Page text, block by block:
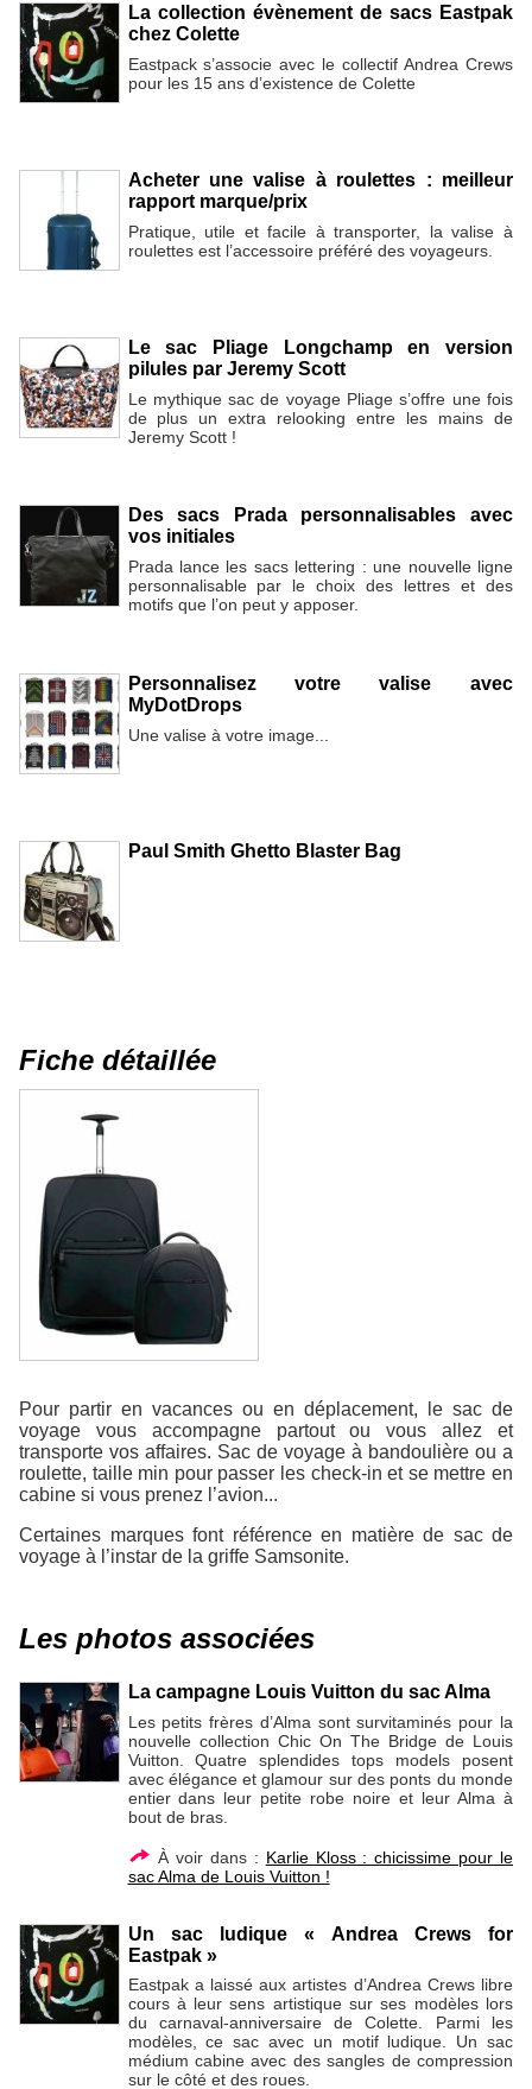
La collection évènement de sacs Eastpak
chez Colette
Eastpack s’associe avec le collectif Andrea Crews
pour les 15 ans d’existence de Colette
Acheter une valise à roulettes : meilleur
rapport marque/prix
Pratique, utile et facile à transporter, la valise à
roulettes est l’accessoire préféré des voyageurs.
Le sac Pliage Longchamp en version
pilules par Jeremy Scott
Le mythique sac de voyage Pliage s’offre une fois
de plus un extra relooking entre les mains de
Jeremy Scott !
Des sacs Prada personnalisables avec
vos initiales
Prada lance les sacs lettering : une nouvelle ligne
personnalisable par le choix des lettres et des
motifs que l’on peut y apposer.
Personnalisez votre valise avec
MyDotDrops
Une valise à votre image...
Paul Smith Ghetto Blaster Bag
Fiche détaillée
Pour partir en vacances ou en déplacement, le sac de
voyage vous accompagne partout ou vous allez et
transporte vos affaires. Sac de voyage à bandoulière ou a
roulette, taille min pour passer les check-in et se mettre en
cabine si vous prenez l’avion...
Certaines marques font référence en matière de sac de
voyage à l’instar de la griffe Samsonite.
Les photos associées
La campagne Louis Vuitton du sac Alma
Les petits frères d’Alma sont survitaminés pour la
nouvelle collection Chic On The Bridge de Louis
Vuitton. Quatre splendides tops models posent
avec élégance et glamour sur des ponts du monde
entier dans leur petite robe noire et leur Alma à
bout de bras.
À voir dans : Karlie Kloss : chicissime pour le
sac Alma de Louis Vuitton !
Un sac ludique « Andrea Crews for
Eastpak »
Eastpak a laissé aux artistes d’Andrea Crews libre
cours à leur sens artistique sur ses modèles lors
du carnaval-anniversaire de Colette. Parmi les
modèles, ce sac avec un motif ludique. Un sac
médium cabine avec des sangles de compression
sur le côté et des roues.